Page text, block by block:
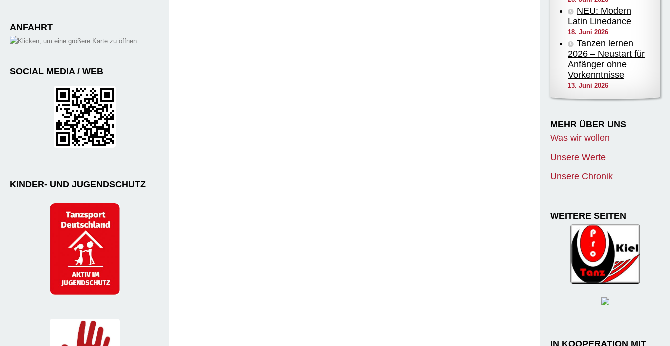
ANFAHRT
SOCIAL MEDIA / WEB
KINDER- UND JUGENDSCHUTZ
NEU: Modern
Latin Linedance
18. Juni 2026
Tanzen lernen
2026 – Neustart für
Anfänger ohne
Vorkenntnisse
13. Juni 2026
MEHR ÜBER UNS
Was wir wollen
Unsere Werte
Unsere Chronik
WEITERE SEITEN
IN KOOPERATION MIT